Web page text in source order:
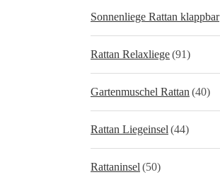
Sonnenliege Rattan klappbar
Rattan Relaxliege(91)
Gartenmuschel Rattan (40)
Rattan Liegeinsel (44)
Rattaninsel (50)